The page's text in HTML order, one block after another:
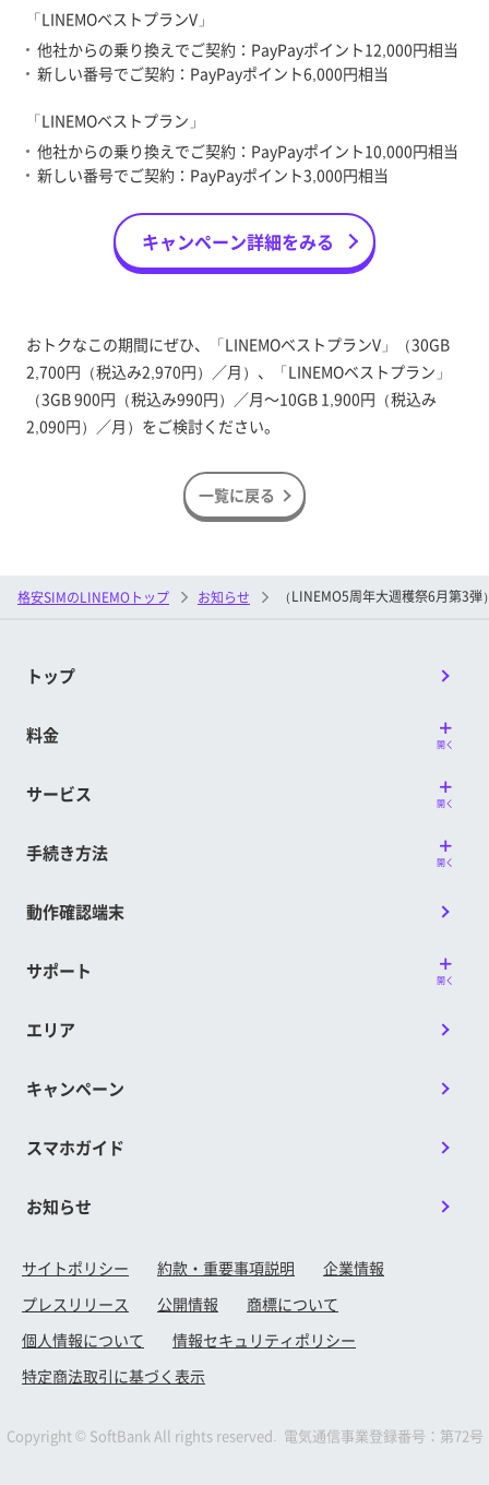
「LINEMOベストプランV」
他社からの乗り換えでご契約：PayPayポイント12,000円相当
新しい番号でご契約：PayPayポイント6,000円相当
「LINEMOベストプラン」
他社からの乗り換えでご契約：PayPayポイント10,000円相当
新しい番号でご契約：PayPayポイント3,000円相当
キャンペーン詳細をみる
おトクなこの期間にぜひ、「LINEMOベストプランV」（30GB
2,700円（税込み2,970円）／月）、「LINEMOベストプラン」
（3GB 900円（税込み990円）／月～10GB 1,900円（税込み
2,090円）／月）をご検討ください。
一覧に戻る
格安SIMのLINEMOトップ お知らせ （LINEMO5周年大週穫祭6月第3
トップ
料金 開く
サービス 開く
手続き方法 開く
動作確認端末
サポート 開く
エリア
キャンペーン
スマホガイド
お知らせ
サイトポリシー 約款・重要事項説明
企業情報
プレスリリース
公開情報
商標について
個人情報について
情報セキュリティポリシー
特定商法取引に基づく表示
Copyright © SoftBank All rights reserved. 電気通信事業登録番号：第72号